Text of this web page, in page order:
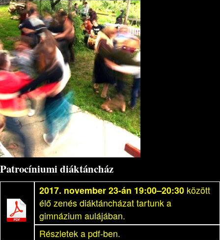
Patrocíniumi diáktáncház
2017. november 23-án 19:00–20:30 között
élő zenés diáktáncházat tartunk a
gimnázium aulájában.
Részletek a pdf-ben.